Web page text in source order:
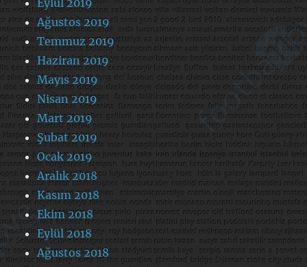
Ağustos 2019
Temmuz 2019
Haziran 2019
Mayıs 2019
Nisan 2019
Mart 2019
Şubat 2019
Ocak 2019
Aralık 2018
Kasım 2018
Ekim 2018
Eylül 2018
Ağustos 2018